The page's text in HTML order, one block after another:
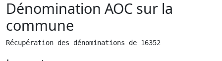
Dénomination AOC sur la
commune
Récupération des dénominations de 16352